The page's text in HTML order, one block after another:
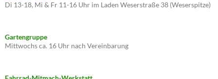
Di 13-18, Mi & Fr 11-16 Uhr im Laden Weserstraße 38 (Weserspitze)
Gartengruppe
Mittwochs ca. 16 Uhr nach Vereinbarung